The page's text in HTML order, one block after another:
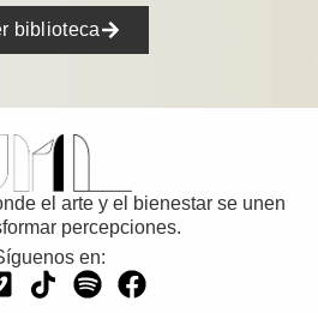
biblioteca
el arte y el bienestar se unen
percepciones.
en: